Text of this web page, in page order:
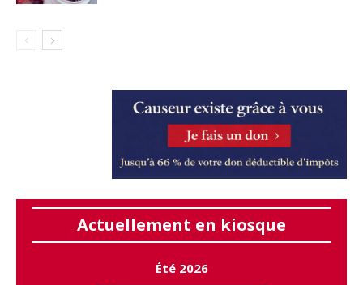
Actuellement en kiosque
Été 2026